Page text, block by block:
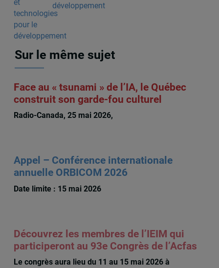
développement
Sur le même sujet
Face au « tsunami » de l’IA, le Québec
construit son garde-fou culturel
Radio-Canada, 25 mai 2026,
Appel – Conférence internationale
annuelle ORBICOM 2026
Date limite : 15 mai 2026
Découvrez les membres de l’IEIM qui
participeront au 93e Congrès de l’Acfas
Le congrès aura lieu du 11 au 15 mai 2026 à